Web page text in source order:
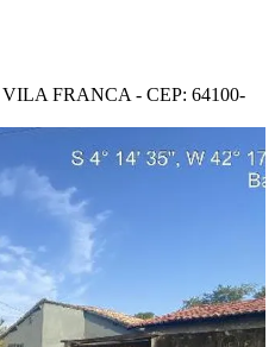
FRANCA - CEP: 64100-